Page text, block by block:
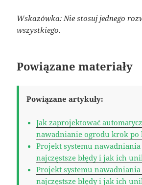
Wskazówka: Nie stosuj jednego
wszystkiego.
Powiązane materiały
Powiązane artykuły:
Jak zaprojektować
nawadnianie ogrodu krok po
Projekt systemu
najczęstsze błędy i jak ich
Projekt systemu
najczęstsze błędy i jak ich